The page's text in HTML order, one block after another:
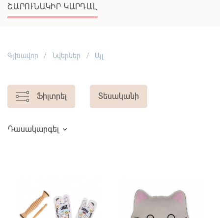
Գլխավոր Նվերներ Այլ
Ֆիլտրել Տեսականի
Դասակարգել